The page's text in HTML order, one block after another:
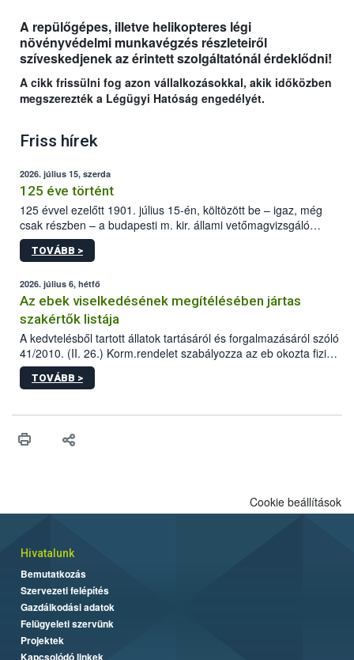
A repülőgépes, illetve helikopteres légi
növényvédelmi munkavégzés részleteiről
szíveskedjenek az érintett szolgáltatónál érdeklődni!
A cikk frissülni fog azon vállalkozásokkal, akik időközben
megszerezték a Légügyi Hatóság engedélyét.
Friss hírek
2026. július 15, szerda
125 éve történt
125 évvel ezelőtt 1901. július 15-én, költözött be – igaz, még
csak részben – a budapesti m. kir. állami vetőmagvizsgáló
állomás a Kis Rókus utca 15. szám alatti, Czigler Győző által
tervezett új épületébe.
TOVÁBB >
2026. július 6, hétfő
Az ebek viselkedésének megítélésében jártas
szakértők listája
A kedvtelésből tartott állatok tartásáról és forgalmazásáról szóló
41/2010. (II. 26.) Korm.rendelet szabályozza az eb okozta fizikai
sérülés, illetve ennek veszélye keletkezésekor felmerülő
hatósági feladatokat, valamint a veszélyes eb tartását és annak
vonni az ebek viselkedésének megítélésében jártas szakértőt.
TOVÁBB >
Cookie beállítások
Hivatalunk
Bemutatkozás
Szervezeti felépítés
Gazdálkodási adatok
Felügyeleti szervünk
Projektek
Kapcsolódó linkek